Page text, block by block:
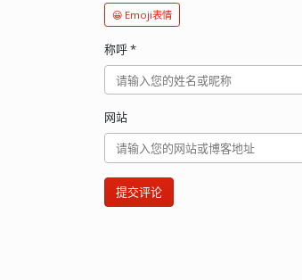
😀 Emoji表情
称呼*
网站
提交评论